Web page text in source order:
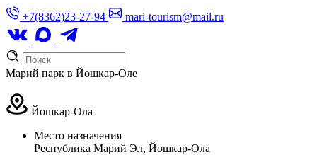
+7(8362)23-27-94 mari-tourism@mail.ru
Марий парк в Йошкар-Оле
Йошкар-Ола
Место назначения
Республика Марий Эл, Йошкар-Ола